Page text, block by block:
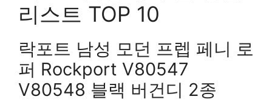
리스트 TOP 10
락포트 남성 모던 프렙 페니 로
퍼 Rockport V80547
V80548 블랙 버건디 2종